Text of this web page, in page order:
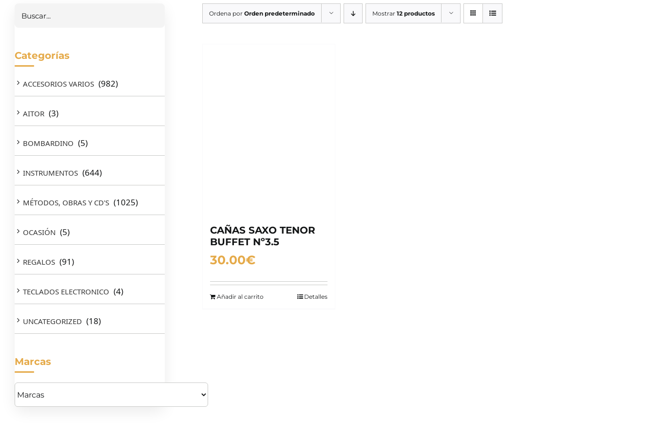
Ordena porOrden predeterminado Mostrar12 productos
CAÑAS SAXO TENOR
BUFFET Nº3.5
30.00€
Añadir al carrito Detalles
Categorías
ACCESORIOS VARIOS (982)
AITOR (3)
BOMBARDINO (5)
INSTRUMENTOS (644)
MÉTODOS, OBRAS Y CD'S (1025)
OCASIÓN (5)
REGALOS (91)
TECLADOS ELECTRONICO (4)
UNCATEGORIZED (18)
Marcas